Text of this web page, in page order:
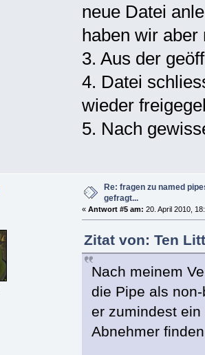
neue Datei
haben wir aber
3. Aus der
4. Datei
wieder
5. Nach
Re: fragen zu named
gefragt...
« Antwort #5 am: 20. April 2010,
Zitat von: Ten
Nach meinem
die Pipe als
er zumindest
Abnehmer